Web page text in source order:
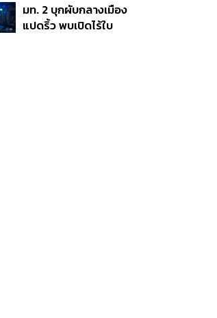
พลัส’ เฟส 2 รอประเมิน
ความเหมาะสม
มท. 2 บุกผับกลางเมือง
แปดริ้ว พบเปิดไร้ใบ